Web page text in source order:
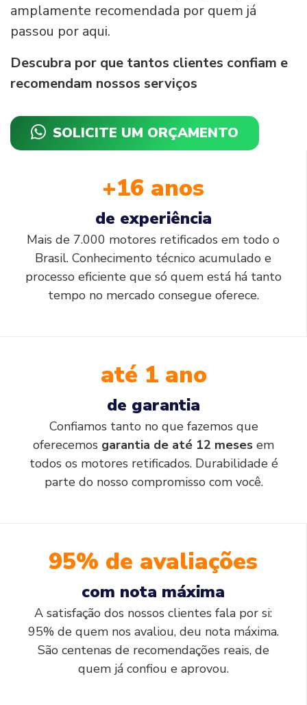
amplamente recomendada por quem já
passou por aqui.
Descubra por que tantos clientes confiam e
recomendam nossos serviços
SOLICITE UM ORÇAMENTO
+16 anos
de experiência
Mais de 7.000 motores retificados em todo o
Brasil. Conhecimento técnico acumulado e
processo eficiente que só quem está há tanto
tempo no mercado consegue oferece.
até 1 ano
de garantia
Confiamos tanto no que fazemos que
oferecemos garantia de até 12 meses em
todos os motores retificados. Durabilidade é
parte do nosso compromisso com você.
95% de avaliações
com nota máxima
A satisfação dos nossos clientes fala por si:
95% de quem nos avaliou, deu nota máxima.
São centenas de recomendações reais, de
quem já confiou e aprovou.